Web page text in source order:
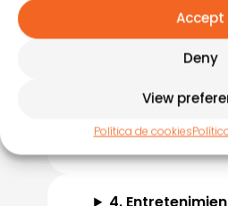
Accept
Deny
View
Política de cookies
2. Creación y
personalización de
actividades